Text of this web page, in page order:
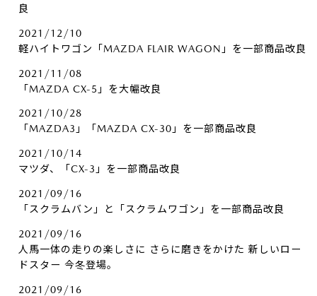
良
2021/12/10
軽ハイトワゴン「MAZDA FLAIR WAGON」を一部商品改良
2021/11/08
「MAZDA CX-5」を大幅改良
2021/10/28
「MAZDA3」「MAZDA CX-30」を一部商品改良
2021/10/14
マツダ、「CX-3」を一部商品改良
2021/09/16
「スクラムバン」と「スクラムワゴン」を一部商品改良
2021/09/16
人馬一体の走りの楽しさに さらに磨きをかけた 新しいロー
ドスター 今冬登場。
2021/09/16